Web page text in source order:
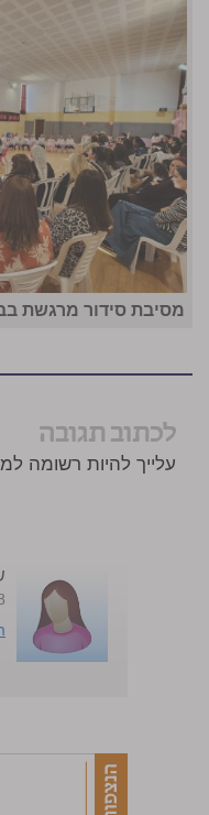
מסיבת סידור מרגשת
לכתוב תגובה
עלייך להיות רשומה
48